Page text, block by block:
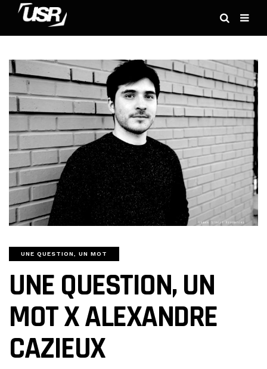
UNE QUESTION, UN MOT
UNE QUESTION, UN
MOT X ALEXANDRE
CAZIEUX